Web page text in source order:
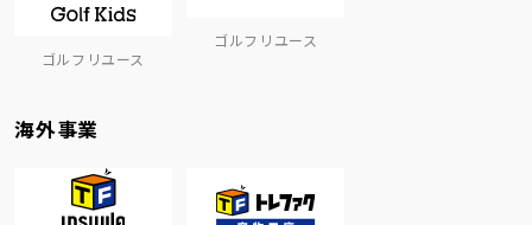
ゴルフリユース
ゴルフリユース
海外事業